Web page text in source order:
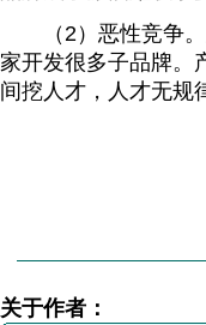
（2）恶性竞争。
家开发很多子品牌。
间挖人才，人才无
关于作者：